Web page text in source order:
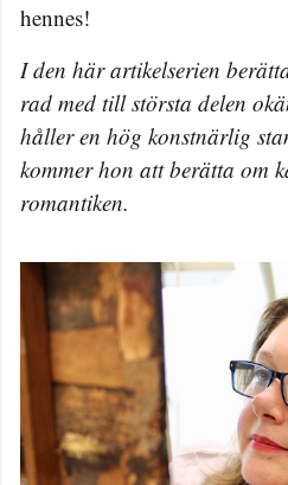
hennes!
I den här artikelserien
rad med till största delen
håller en hög konstnärlig
kommer hon att berätta om
romantiken.